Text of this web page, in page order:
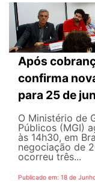
Após
confirma
para 25 de
O Ministério de
Públicos (MGI)
às 14h30, em
negociação de
ocorreu três...
Publicado em: 18 de